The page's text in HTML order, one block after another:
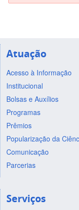
Atuação
Acesso à Informação
Institucional
Bolsas e Auxílios
Programas
Prêmios
Popularização da
Comunicação
Parcerias
Serviços